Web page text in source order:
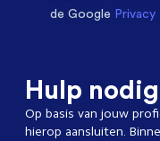
de Google Privacy
Hulp
Op basis van jouw
hierop aansluiten.